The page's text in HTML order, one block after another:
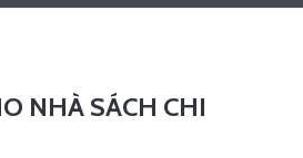
NHÀ SÁCH CHI